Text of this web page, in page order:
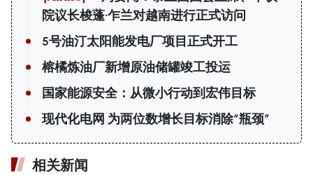
院议长梭蓬·乍兰对越南进行正式访问
5号油汀太阳能发电厂项目正式开工
榕橘炼油厂新增原油储罐竣工投运
国家能源安全：从微小行动到宏伟目标
现代化电网 为两位数增长目标消除“瓶颈”
相关新闻